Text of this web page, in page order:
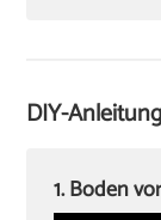
DIY-Anleitung
1. Boden